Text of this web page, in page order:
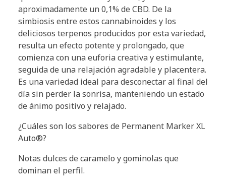
aproximadamente un 0,1% de CBD. De la
simbiosis entre estos cannabinoides y los
deliciosos terpenos producidos por esta variedad,
resulta un efecto potente y prolongado, que
comienza con una euforia creativa y estimulante,
seguida de una relajación agradable y placentera.
Es una variedad ideal para desconectar al final del
día sin perder la sonrisa, manteniendo un estado
de ánimo positivo y relajado.
¿Cuáles son los sabores de Permanent Marker XL
Auto®?
Notas dulces de caramelo y gominolas que
dominan el perfil.